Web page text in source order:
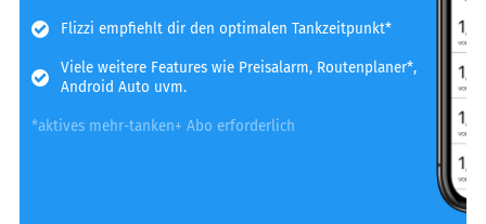
Flizzi empfiehlt dir den optimalen Tankzeitpunkt*
Viele weitere Features wie Preisalarm, Routenplaner*,
Android Auto uvm.
*aktives mehr-tanken+ Abo erforderlich